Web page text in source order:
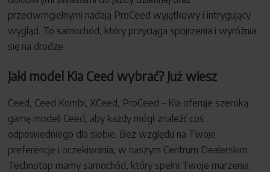
przeciwmgielnymi nadają ProCeed wyjątkowy i intrygujący
wygląd. To samochód, który przyciąga spojrzenia i wyróżnia
się na drodze.
Jaki model Kia Ceed wybrać? Już wiesz
Ceed, Ceed Kombi, XCeed, ProCeed – Kia oferuje szeroką
gamę modeli Ceed, aby każdy mógł znaleźć coś
odpowiedniego dla siebie. Bez względu na Twoje
preferencje i oczekiwania, w naszym Centrum Dealerskim
Technotop mamy samochód, który spełni Twoje marzenia.